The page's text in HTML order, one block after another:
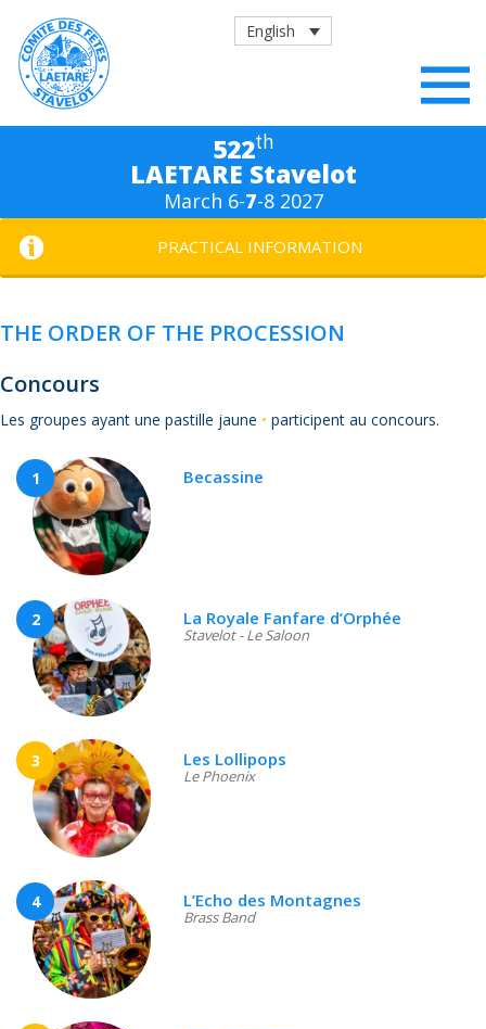
English
522th
LAETARE Stavelot
March 6-7-8 2027
PRACTICAL INFORMATION
THE ORDER OF THE PROCESSION
Concours
Les groupes ayant une pastille jaune • participent au concours.
1 Becassine
2 La Royale Fanfare d’Orphée
Stavelot - Le Saloon
3 Les Lollipops
Le Phoenix
4 L’Echo des Montagnes
Brass Band